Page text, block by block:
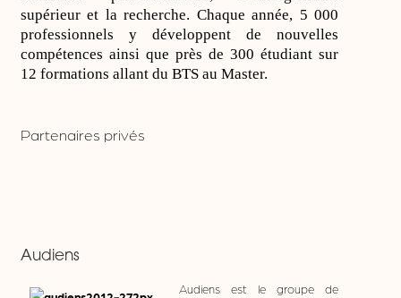
supérieur et la recherche. Chaque année, 5 000
professionnels y développent de nouvelles
compétences ainsi que près de 300 étudiant sur
12 formations allant du BTS au Master.
Partenaires privés
Audiens
Audiens est le groupe de